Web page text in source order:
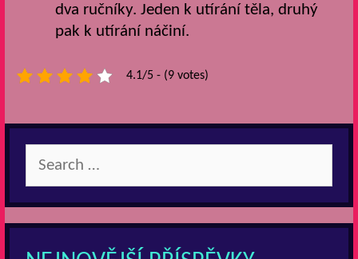
dva ručníky. Jeden k utírání těla, druhý
pak k utírání náčiní.
4.1/5 - (9 votes)
for: